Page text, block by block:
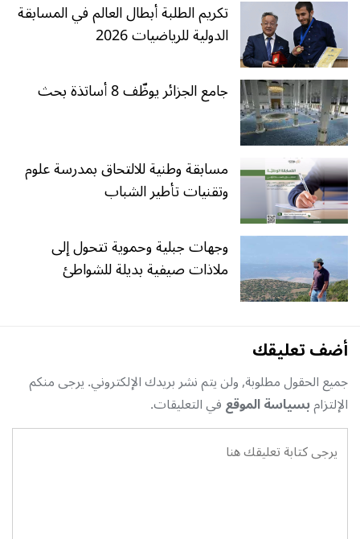
تكريم الطلبة أبطال العالم في المسابقة
الدولية للرياضيات 2026
جامع الجزائر يوظّف 8 أساتذة بحث
مسابقة وطنية للالتحاق بمدرسة علوم
وتقنيات تأطير الشباب
وجهات جبلية وحموية تتحول إلى
ملاذات صيفية بديلة للشواطئ
أضف تعليقك
جميع الحقول مطلوبة, ولن يتم نشر بريدك الإلكتروني. يرجى منكم
الإلتزامبسياسة الموقعفي التعليقات.